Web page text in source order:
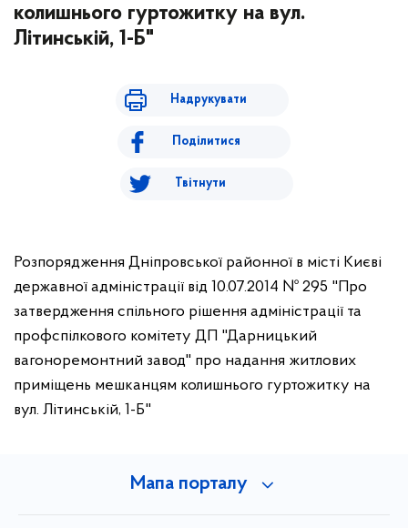
колишнього гуртожитку на вул.
Літинській, 1-Б"
Надрукувати
Поділитися
Твітнути
Розпорядження Дніпровської районної в місті Києві
державної адміністрації від 10.07.2014 № 295 "Про
затвердження спільного рішення адміністрації та
профспілкового комітету ДП "Дарницький
вагоноремонтний завод" про надання житлових
приміщень мешканцям колишнього гуртожитку на
вул. Літинській, 1-Б"
Мапа порталу